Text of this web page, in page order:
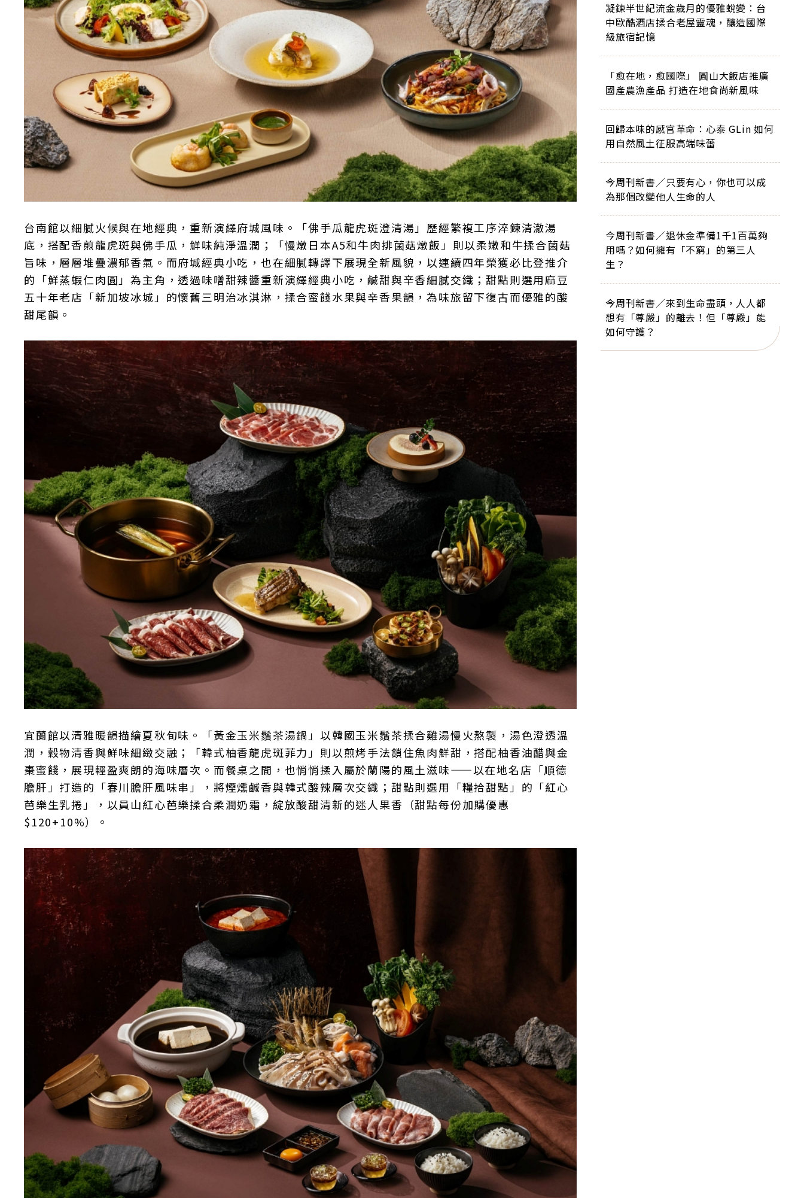
台南館以細膩火候與在地經典，重新演繹府城風味。「佛手瓜龍虎斑澄清湯」歷經繁複工序淬鍊清澈湯
底，搭配香煎龍虎斑與佛手瓜，鮮味純淨溫潤；「慢燉日本A5和牛肉排菌菇燉飯」則以柔嫩和牛揉合菌菇
旨味，層層堆疊濃郁香氣。而府城經典小吃，也在細膩轉譯下展現全新風貌，以連續四年榮獲必比登推介
的「鮮蒸蝦仁肉圓」為主角，透過味噌甜辣醬重新演繹經典小吃，鹹甜與辛香細膩交織；甜點則選用麻豆
五十年老店「新加坡冰城」的懷舊三明治冰淇淋，揉合蜜餞水果與辛香果韻，為味旅留下復古而優雅的酸
甜尾韻。
宜蘭館以清雅暖韻描繪夏秋旬味。「黃金玉米鬚茶湯鍋」以韓國玉米鬚茶揉合雞湯慢火熬製，湯色澄透溫
潤，穀物清香與鮮味細緻交融；「韓式柚香龍虎斑菲力」則以煎烤手法鎖住魚肉鮮甜，搭配柚香油醋與金
棗蜜餞，展現輕盈爽朗的海味層次。而餐桌之間，也悄悄揉入屬於蘭陽的風土滋味——以在地名店「順德
膽肝」打造的「春川膽肝風味串」，將煙燻鹹香與韓式酸辣層次交織；甜點則選用「糧拾甜點」的「紅心
芭樂生乳捲」，以員山紅心芭樂揉合柔潤奶霜，綻放酸甜清新的迷人果香（甜點每份加購優惠
$120+10%）。
凝鍊半世紀流金歲月的優雅蛻變：台
中歐酷酒店揉合老屋靈魂，釀造國際
級旅宿記憶
「愈在地，愈國際」 圓山大飯店推廣
國產農漁產品 打造在地食尚新風味
回歸本味的感官革命：心泰 GLin 如何
用自然風土征服高端味蕾
今周刊新書／只要有心，你也可以成
為那個改變他人生命的人
今周刊新書／退休金準備1千1百萬夠
用嗎？如何擁有「不窮」的第三人
生？
今周刊新書／來到生命盡頭，人人都
想有「尊嚴」的離去！但「尊嚴」能
如何守護？